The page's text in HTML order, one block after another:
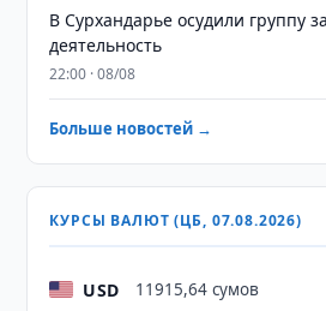
В Сурхандарье осудили группу
деятельность
22:00 · 08/08
Больше новостей →
КУРСЫ ВАЛЮТ (ЦБ, 07.08.2026)
USD 11915,64 сумов